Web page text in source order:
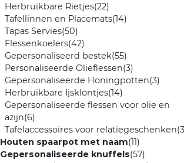
Herbruikbare Rietjes(22)
Tafellinnen en Placemats(14)
Tapas Servies(50)
Flessenkoelers(42)
Gepersonaliseerd bestek(55)
Personaliseer​de Oli​​​eflessen​(3)
Gepersonaliseerde Honingpotten(3)
Herbruikbare Ijsklontjes(14)
Gepersonaliseerde flessen voor olie en
azijn(6)
Tafelaccessoires voor relatiegeschenken
Houten spaarpot met naam(11)
Gepersonaliseerde knuffels(57)